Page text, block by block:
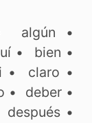
algún •
• bien •
• claro •
• deber•
después •